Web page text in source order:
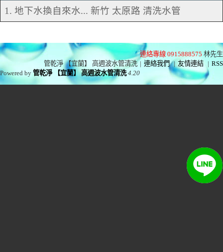
1. 地下水換自來水... 新竹 太原路 清洗水管
連絡專線 0915888575 林先生
管乾淨 【宜蘭】 高週波水管清洗 | 連絡我們 | 友情連結 | RSS
Powered by管乾淨 【宜蘭】 高週波水管清洗 4.20